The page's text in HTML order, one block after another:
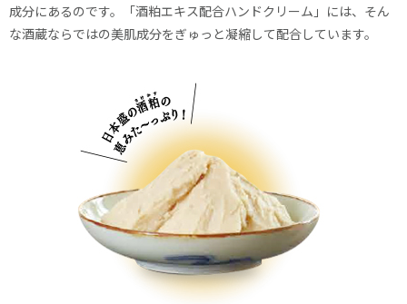
成分にあるのです。「酒粕エキス配合ハンドクリーム」には、そん
な酒蔵ならではの美肌成分をぎゅっと凝縮して配合しています。